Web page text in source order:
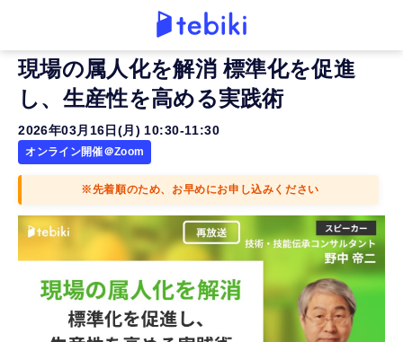
現場の属人化を解消 標準化を促進
し、生産性を高める実践術
2026年03月16日(月) 10:30-11:30
オンライン開催＠Zoom
※先着順のため、お早めにお申し込みください